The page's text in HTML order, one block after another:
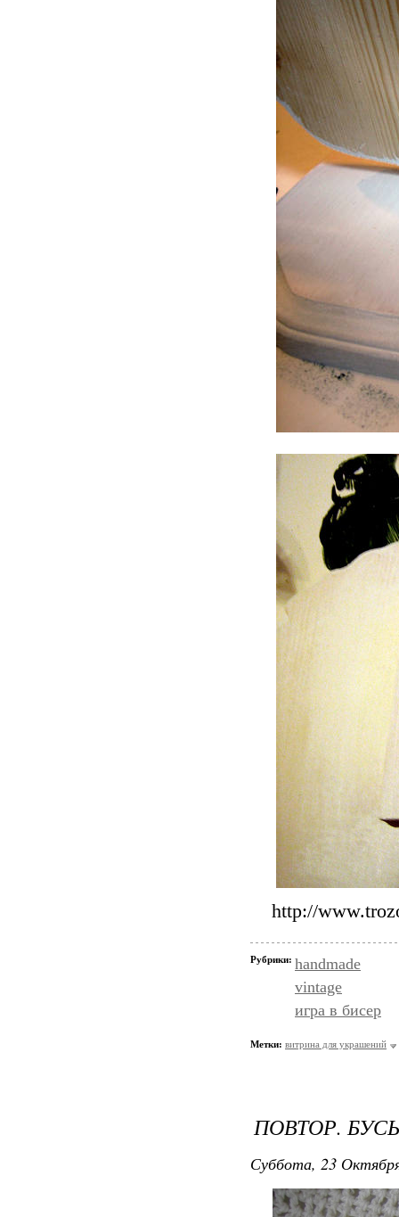
http://
Рубрики: handmade
vintage
игра в бисер
Метки: витрина для украшений
ПОВТОР.
Суббота, 23